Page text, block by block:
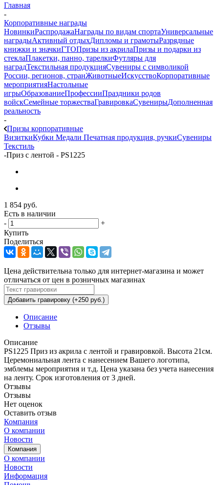
Главная
-
Корпоративные награды
НовинкиРаспродажаНаграды по видам спортаУниверсальные
наградыАктивный отдыхДипломы и грамотыРазрядные
книжки и значкиГТОПризы из акрилаПризы и подарки из
стеклаПлакетки, панно, тарелкиФутляры для
наградТекстильная продукцияСувениры с символикой
России, регионов, странЖивотныеИскусствоКорпоративные
мероприятияНастольные
игрыОбразованиеПрофессииПраздники родов
войскСемейные торжестваГравировкаСувенирыДополненная
реальность
-
Призы корпоративные
ВизиткиКубки Медали Печатная продукция, ручкиСувениры
Текстиль
-Приз с лентой - PS1225
1 854 руб.
Есть в наличии
-
+
Купить
Поделиться
Цена действительна только для интернет-магазина и может
отличаться от цен в розничных магазинах
Добавить гравировку (+250 руб.)
Описание
Отзывы
Описание
PS1225 Приз из акрила с лентой и гравировкой. Высота 21см.
Церемониальная лента с нанесением Вашего логотипа,
эмблемы мероприятия и т.д. Цена указана без учета нанесения
на ленту. Срок изготовления от 3 дней.
Отзывы
Отзывы
Нет оценок
Оставить отзыв
Компания
О компании
Новости
Компания
О компании
Новости
Информация